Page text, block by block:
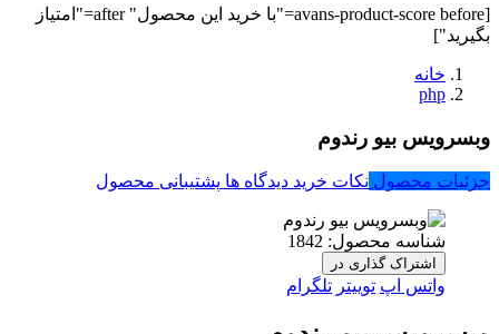
[avans-product-score before="با خرید این محصول" after="امتیاز
بگیرید"]
خانه
php
وبسرویس بیو رندوم
جزئیات محصول نکات خرید دیدگاه ها پشتیبانی محصول
شناسه محصول: 1842
اشتراک گذاری در
واتس اپ توییتر تلگرام